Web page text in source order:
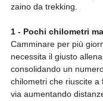
zaino da trekking.
1 - Pochi chilometri
Camminare per più
necessita il giusto
consolidando un
chilometri che riuscite a
via aumentando